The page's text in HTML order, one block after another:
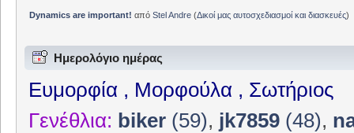
Dynamics are important! από Stel Andre(Δικοί μας αυτοσχεδιασμοί και διασκευές)
Ημερολόγιο ημέρας
Ευμορφία , Μορφούλα , Σωτήριος
Γενέθλια: biker (59), jk7859 (48),